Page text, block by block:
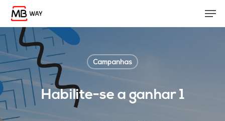
Skip
main
content
Campanhas
Habilite-se a ganhar 1